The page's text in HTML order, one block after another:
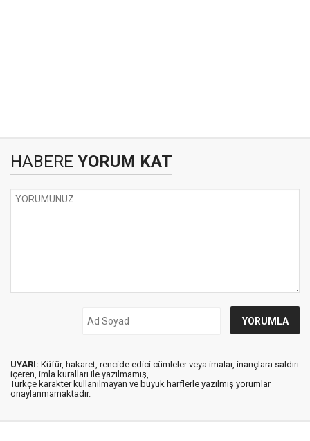
HABERE YORUM KAT
UYARI: Küfür, hakaret, rencide edici cümleler veya imalar, inançlara saldırı
içeren, imla kuralları ile yazılmamış,
Türkçe karakter kullanılmayan ve büyük harflerle yazılmış yorumlar
onaylanmamaktadır.